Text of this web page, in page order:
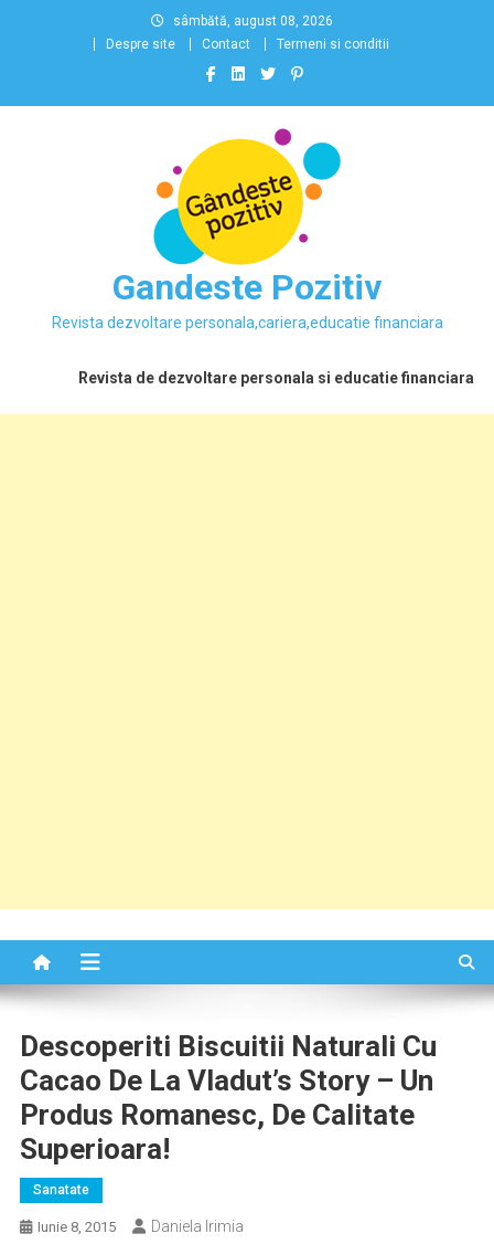
sâmbătă, august 08, 2026
Despre site
Contact Termeni si conditii
Gandeste Pozitiv
Revista dezvoltare personala,cariera,educatie financiara
Revista de dezvoltare personala si educatie financiara
Descoperiti Biscuitii Naturali Cu
Cacao De La Vladut’s Story – Un
Produs Romanesc, De Calitate
Superioara!
Sanatate
Iunie 8, 2015 Daniela Irimia